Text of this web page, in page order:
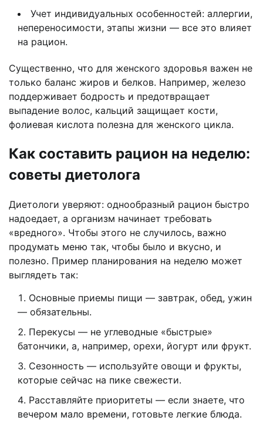
Учет индивидуальных особенностей: аллергии,
непереносимости, этапы жизни — все это влияет
на рацион.
Существенно, что для женского здоровья важен не
только баланс жиров и белков. Например, железо
поддерживает бодрость и предотвращает
выпадение волос, кальций защищает кости,
фолиевая кислота полезна для женского цикла.
Как составить рацион на неделю:
советы диетолога
Диетологи уверяют: однообразный рацион быстро
надоедает, а организм начинает требовать
«вредного». Чтобы этого не случилось, важно
продумать меню так, чтобы было и вкусно, и
полезно. Пример планирования на неделю может
выглядеть так:
Основные приемы пищи — завтрак, обед, ужин
— обязательны.
Перекусы — не углеводные «быстрые»
батончики, а, например, орехи, йогурт или фрукт.
Сезонность — используйте овощи и фрукты,
которые сейчас на пике свежести.
Расставляйте приоритеты — если знаете, что
вечером мало времени, готовьте легкие блюда.